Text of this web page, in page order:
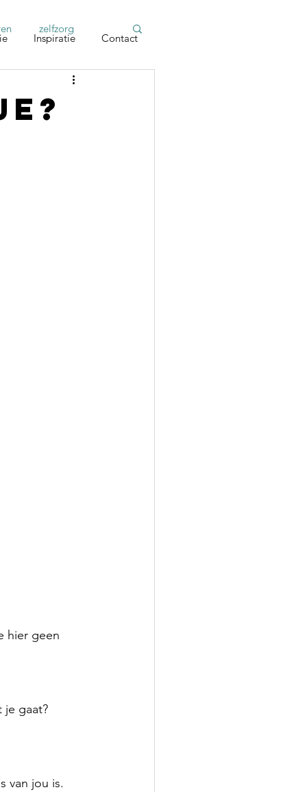
Inspiratie Contact
zelfzorg
hier geen
je gaat?
van jou is.